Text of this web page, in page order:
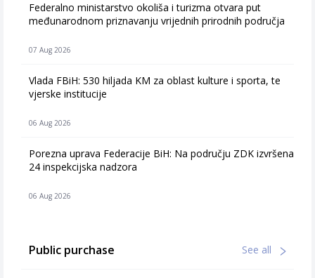
Federalno ministarstvo okoliša i turizma otvara put
međunarodnom priznavanju vrijednih prirodnih područja
07 Aug 2026
Vlada FBiH: 530 hiljada KM za oblast kulture i sporta, te
vjerske institucije
06 Aug 2026
Porezna uprava Federacije BiH: Na području ZDK izvršena
24 inspekcijska nadzora
06 Aug 2026
Public purchase See all